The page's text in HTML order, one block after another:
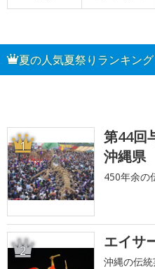
夏の人気夏祭りランキン
1
第44回
沖縄県
450年余の
2 エイサ
沖縄の伝